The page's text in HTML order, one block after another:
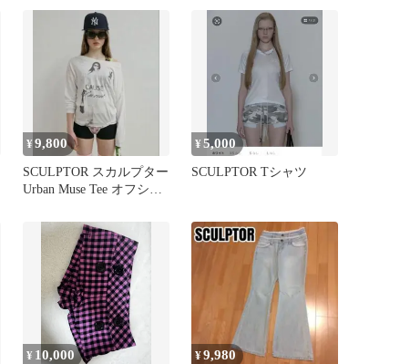
¥9,800
SCULPTOR スカルプター
Urban Muse Tee オフショ
¥5,000
SCULPTOR Tシャツ
¥ 10,000 ¥9,980